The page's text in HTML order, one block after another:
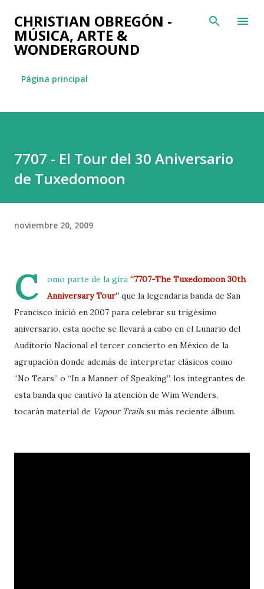
Ir al contenido principal
CHRISTIAN OBREGÓN -
MÚSICA, ARTE &
WONDERGROUND
Página principal
7707 - El Tour del 30 Aniversario
de Tuxedomoon
noviembre 20, 2009
C omo parte de la gira “7707-The Tuxedomoon 30th
Anniversary Tour” que la legendaria banda de San
Francisco inició en 2007 para celebrar su trigésimo
aniversario, esta noche se llevará a cabo en el Lunario del
Auditorio Nacional el tercer concierto en México de la
agrupación donde además de interpretar clásicos como
“No Tears” o “In a Manner of Speaking”, los integrantes de
esta banda que cautivó la atención de Wim Wenders,
tocarán material de Vapour Trails su más reciente álbum.